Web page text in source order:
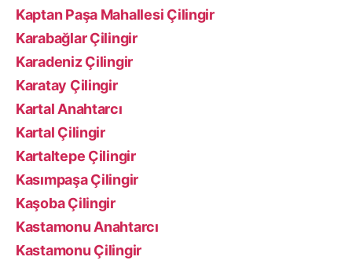
Kaptan Paşa Mahallesi Çilingir
Karabağlar Çilingir
Karadeniz Çilingir
Karatay Çilingir
Kartal Anahtarcı
Kartal Çilingir
Kartaltepe Çilingir
Kasımpaşa Çilingir
Kaşoba Çilingir
Kastamonu Anahtarcı
Kastamonu Çilingir